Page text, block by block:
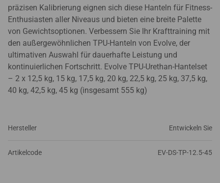
präzisen Kalibrierung eignen sich diese Hanteln für Fitness-
Enthusiasten aller Niveaus und bieten eine breite Palette
von Gewichtsoptionen. Verbessern Sie Ihr Krafttraining mit
den außergewöhnlichen TPU-Hanteln von Evolve, der
ultimativen Auswahl für dauerhafte Leistung und
kontinuierlichen Fortschritt. Evolve TPU-Urethan-Hantelset
– 2 x 12,5 kg, 15 kg, 17,5 kg, 20 kg, 22,5 kg, 25 kg, 37,5 kg,
40 kg, 42,5 kg, 45 kg (insgesamt 555 kg)
Hersteller Entwickeln Sie
Artikelcode EV-DS-TP-12.5-45